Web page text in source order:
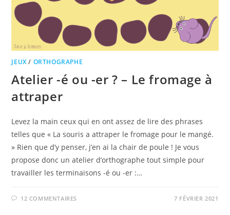
JEUX/ ORTHOGRAPHE
Atelier -é ou -er ? – Le fromage à
attraper
Levez la main ceux qui en ont assez de lire des phrases
telles que « La souris a attraper le fromage pour le mangé.
» Rien que d’y penser, j’en ai la chair de poule ! Je vous
propose donc un atelier d’orthographe tout simple pour
travailler les terminaisons -é ou -er :…
12 COMMENTAIRES 7 FÉVRIER 2021